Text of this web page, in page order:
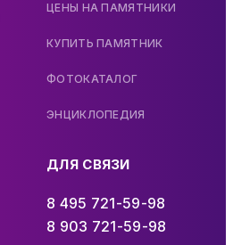
ЦЕНЫ НА ПАМЯТНИКИ
КУПИТЬ ПАМЯТНИК
ФОТОКАТАЛОГ
ЭНЦИКЛОПЕДИЯ
ДЛЯ СВЯЗИ
8 495 721-59-98
8 903 721-59-98